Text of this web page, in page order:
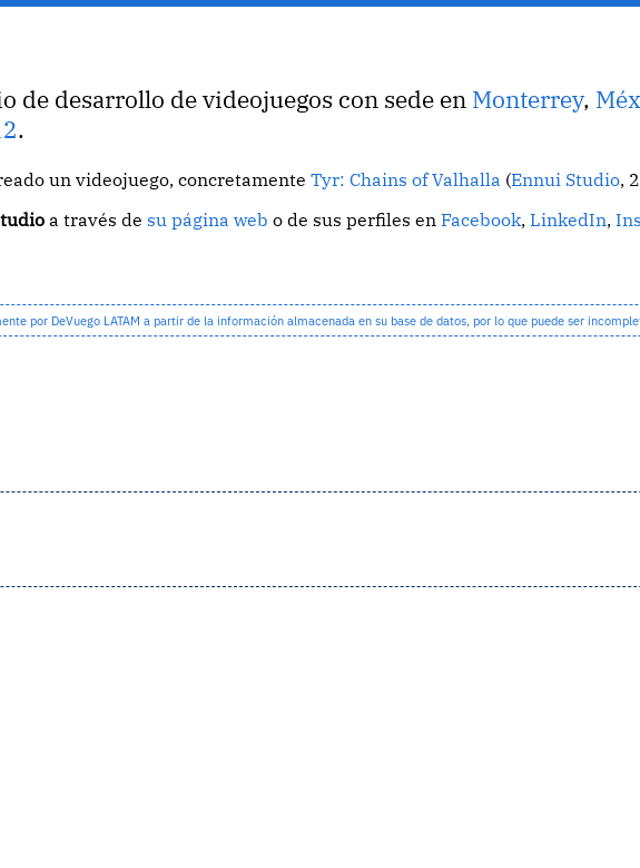
de desarrollo de videojuegos con sede en Monterrey,
.
un videojuego, concretamenteTyr: Chains of Valhalla (Ennui Studio,
a través de su página web o de sus perfiles enFacebook,LinkedIn,
por DeVuego LATAM a partir de la información almacenada en su base de datos, por lo que puede ser